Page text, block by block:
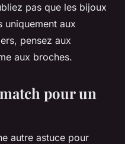
pas que les bijoux
uniquement aux
pensez aux
aux broches.
pour un
autre astuce pour